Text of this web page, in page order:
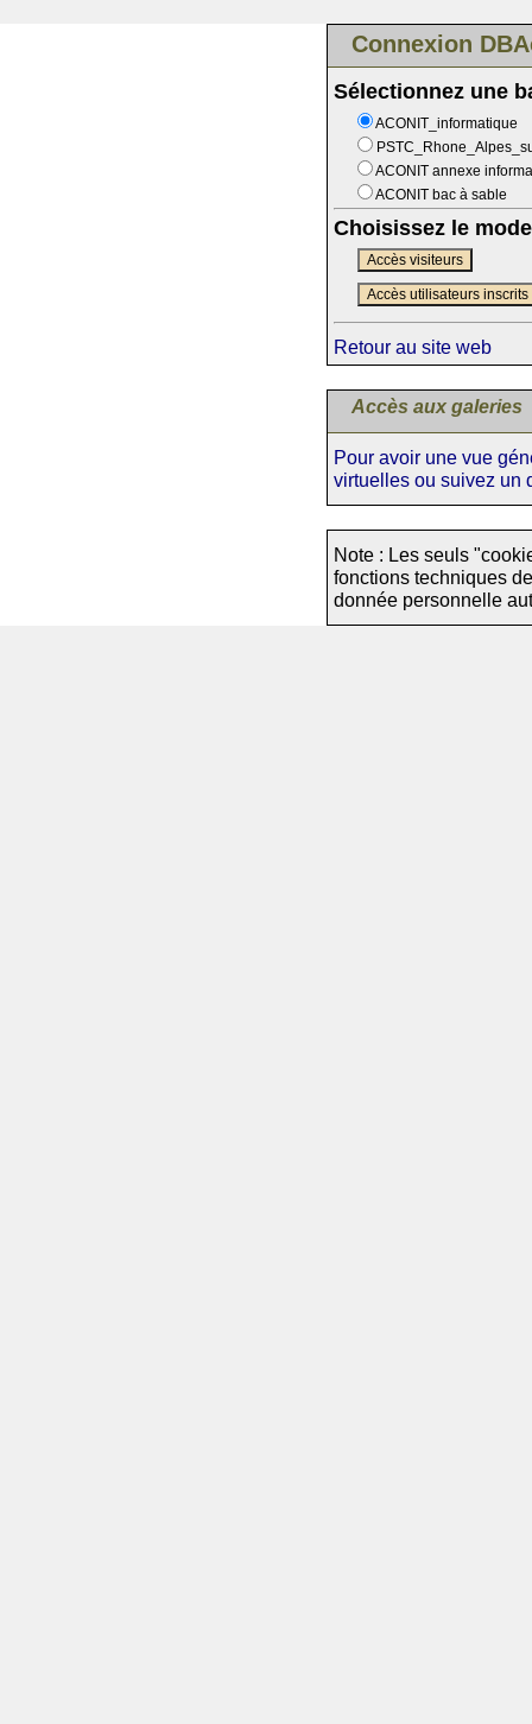
Connexion
Sélectionnez une
ACONIT_informatique
ACONIT annexe
ACONIT bac à sable
Choisissez le
Accès visiteurs
Accès utilisateurs inscrits
Retour au site web
Accès aux galeries
Pour avoir une vue
virtuelles ou suivez un
Note : Les seuls
fonctions techniques
donnée personnelle